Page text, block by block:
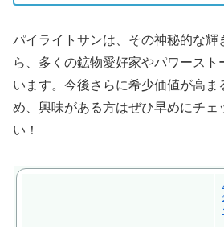
パイライトサンは、その神秘的な輝
ら、多くの鉱物愛好家やパワースト
います。今後さらに希少価値が高ま
め、興味がある方はぜひ早めにチェ
い！